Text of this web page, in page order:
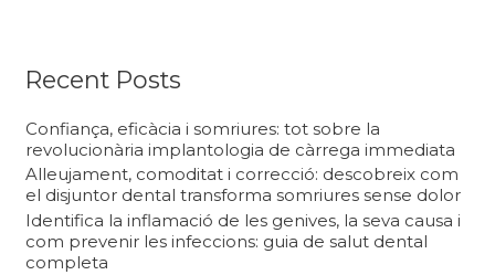
a
Recent Posts
Confiança, eficàcia i somriures: tot sobre la
revolucionària implantologia de càrrega immediata
Alleujament, comoditat i correcció: descobreix com
el disjuntor dental transforma somriures sense dolor
Identifica la inflamació de les genives, la seva causa i
com prevenir les infeccions: guia de salut dental
completa